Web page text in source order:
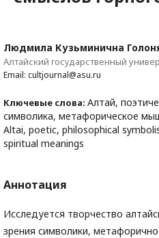
Людмила Кузьминична
Алтайский государственный
Email: cultjournal@asu.ru
Ключевые слова: Алтай,
символика, метафорическое
Altai, poetic, philosophical
spiritual meanings
Аннотация
Исследуется творчество
зрения символики,